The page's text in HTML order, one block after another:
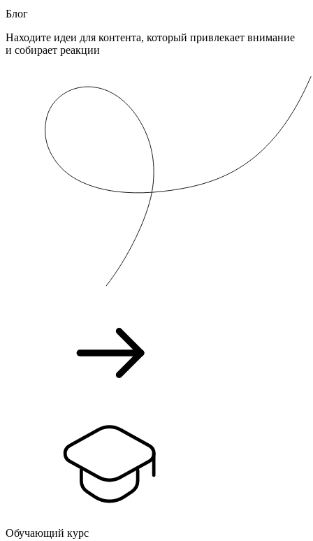
Блог
Находите идеи для контента, который привлекает внимание
и собирает реакции
Обучающий курс